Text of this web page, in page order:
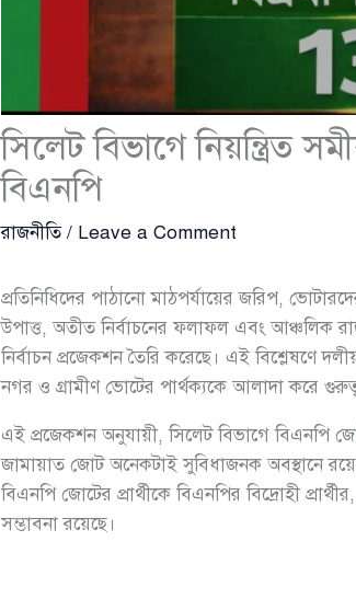
সিলেট বিভাগে নিয়ন্ত্রিত
বিএনপি
রাজনীতি/ Leave a Comment
প্রতিনিধিদের পাঠানো মাঠপর্যায়ের জরিপ,
উপাত্ত, অতীত নির্বাচনের ফলাফল এবং আঞ্চলিক
নির্বাচন প্রজেকশন তৈরি করেছে। এই বিশ্লেষণে
নগর ও গ্রামীণ ভোটের পার্থক্যকে আলাদা করে
এই প্রজেকশন অনুযায়ী, সিলেট বিভাগে
জামায়াত জোট অনেকটাই সুবিধাজনক অবস্থানে
বিএনপি জোটের প্রার্থীকে বিএনপির বিদ্রোহী
সম্ভাবনা রয়েছে।